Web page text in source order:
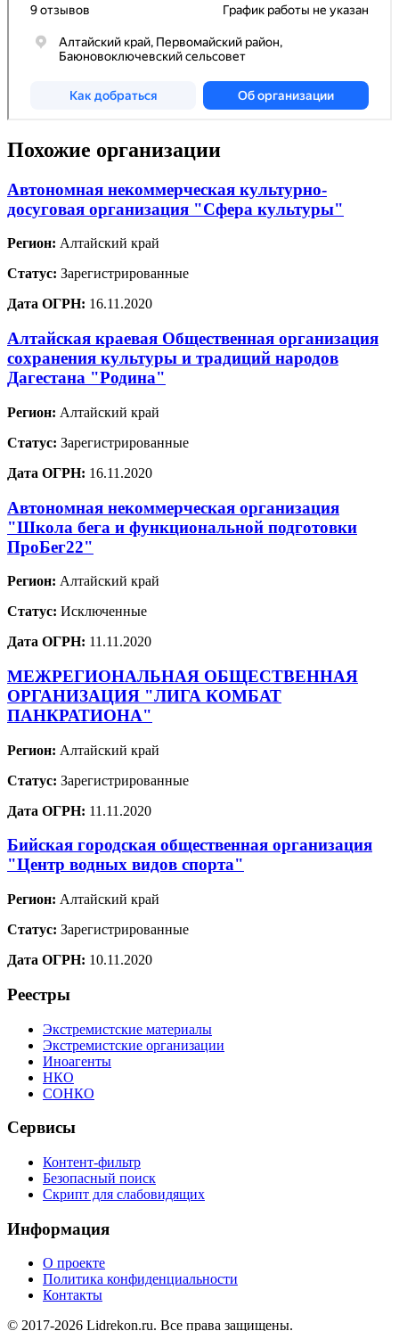
Похожие организации
Автономная некоммерческая культурно-
досуговая организация "Сфера культуры"
Регион: Алтайский край
Статус: Зарегистрированные
Дата ОГРН: 16.11.2020
Алтайская краевая Общественная организация
сохранения культуры и традиций народов
Дагестана "Родина"
Регион: Алтайский край
Статус: Зарегистрированные
Дата ОГРН: 16.11.2020
Автономная некоммерческая организация
"Школа бега и функциональной подготовки
ПроБег22"
Регион: Алтайский край
Статус: Исключенные
Дата ОГРН: 11.11.2020
МЕЖРЕГИОНАЛЬНАЯ ОБЩЕСТВЕННАЯ
ОРГАНИЗАЦИЯ "ЛИГА КОМБАТ
ПАНКРАТИОНА"
Регион: Алтайский край
Статус: Зарегистрированные
Дата ОГРН: 11.11.2020
Бийская городская общественная организация
"Центр водных видов спорта"
Регион: Алтайский край
Статус: Зарегистрированные
Дата ОГРН: 10.11.2020
Реестры
Экстремистские материалы
Экстремистские организации
Иноагенты
НКО
СОНКО
Сервисы
Контент-фильтр
Безопасный поиск
Скрипт для слабовидящих
Информация
О проекте
Политика конфиденциальности
Контакты
© 2017-2026 Lidrekon.ru. Все права защищены.